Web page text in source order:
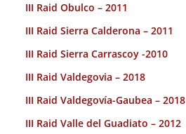
III Raid Obulco – 2011
III Raid Sierra Calderona – 2011
III Raid Sierra Carrascoy -2010
III Raid Valdegovia – 2018
III Raid Valdegovía-Gaubea – 2018
III Raid Valle del Guadiato – 2012